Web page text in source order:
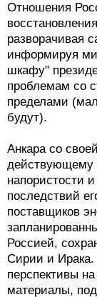
Отношения
разворачивая
информируя
шкафу"
проблемам со
пределами
будут).
Анкара со
действующему
напористости
последствий
поставщиков
Россией,
Сирии и Ирака.
перспективы
материалы,